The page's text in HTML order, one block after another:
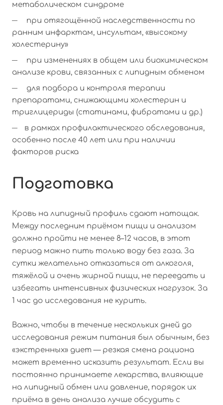
метаболическом синдроме
при отягощённой наследственности по
ранним инфарктам, инсультам, «высокому
холестерину»
при изменениях в общем или биохимическом
анализе крови, связанных с липидным обменом
для подбора и контроля терапии
препаратами, снижающими холестерин и
триглицериды (статинами, фибратами и др.)
в рамках профилактического обследования,
особенно после 40 лет или при наличии
факторов риска
Подготовка
Кровь на липидный профиль сдают натощак.
Между последним приёмом пищи и анализом
должно пройти не менее 8–12 часов, в этот
период можно пить только воду без газа. За
сутки желательно отказаться от алкоголя,
тяжёлой и очень жирной пищи, не переедать и
избегать интенсивных физических нагрузок. За
1 час до исследования не курить.
Важно, чтобы в течение нескольких дней до
исследования режим питания был обычным, без
«экстренных» диет — резкая смена рациона
может временно исказить результат. Если вы
постоянно принимаете лекарства, влияющие
на липидный обмен или давление, порядок их
приёма в день анализа лучше обсудить с